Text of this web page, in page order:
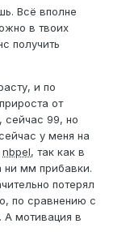
Всё вполне
в твоих
получить
и по
от
сейчас 99, но
у меня на
nbpel, так как в
ни мм прибавки.
потерял
по сравнению с
А мотивация в